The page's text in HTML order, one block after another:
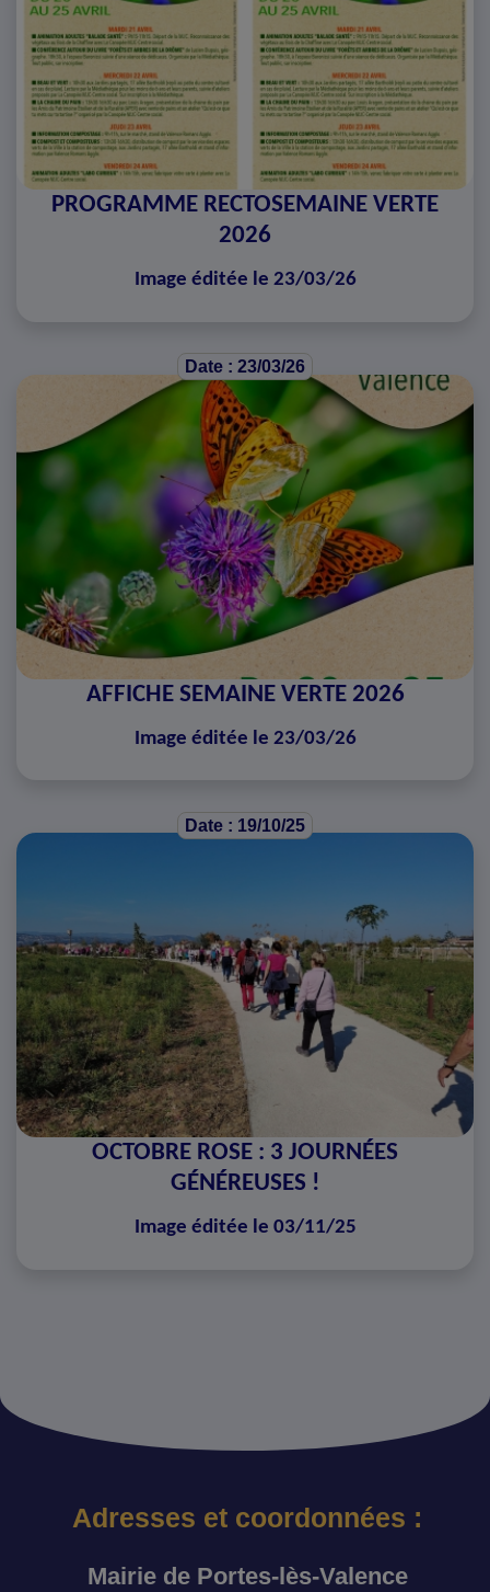
PROGRAMME RECTOSEMAINE VERTE
2026
Image éditée le 23/03/26
Date : 23/03/26
AFFICHE SEMAINE VERTE 2026
Image éditée le 23/03/26
Date : 19/10/25
OCTOBRE ROSE : 3 JOURNÉES
GÉNÉREUSES !
Image éditée le 03/11/25
Adresses et coordonnées :
Mairie de Portes-lès-Valence